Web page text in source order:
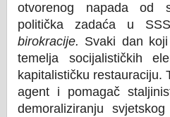
otvorenog napada od
politička zadaća u
birokracije. Svaki dan
temelja socijalističkih
kapitalističku restauraciju.
agent i pomagač
demoraliziranju